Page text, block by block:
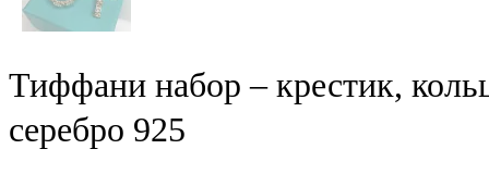
Тиффани набор – крестик,
серебро 925